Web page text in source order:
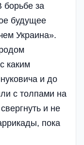
за
будущее
Украина».
каким
и до
с толпами на
и не
пока